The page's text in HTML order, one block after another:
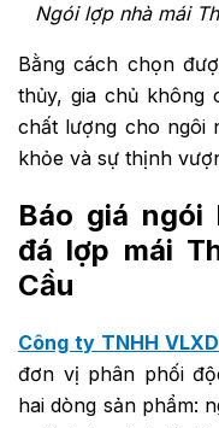
Ngói lợp nhà mái
Bằng cách chọn
thủy, gia chủ không
chất lượng cho ngôi
khỏe và sự thịnh
Báo giá ngói
đá lợp mái
Cầu
Công ty TNHH
đơn vị phân phối
hai dòng sản phẩm: